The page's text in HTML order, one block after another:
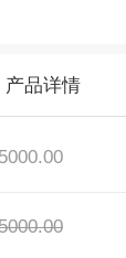
产品详情